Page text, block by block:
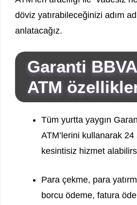
döviz yatırabileceğinizi adım
anlatacağız.
Garanti
ATM
Tüm yurtta yaygın
ATM’lerini kullanarak
kesintisiz hizmet
Para çekme, para
borcu ödeme, fatura